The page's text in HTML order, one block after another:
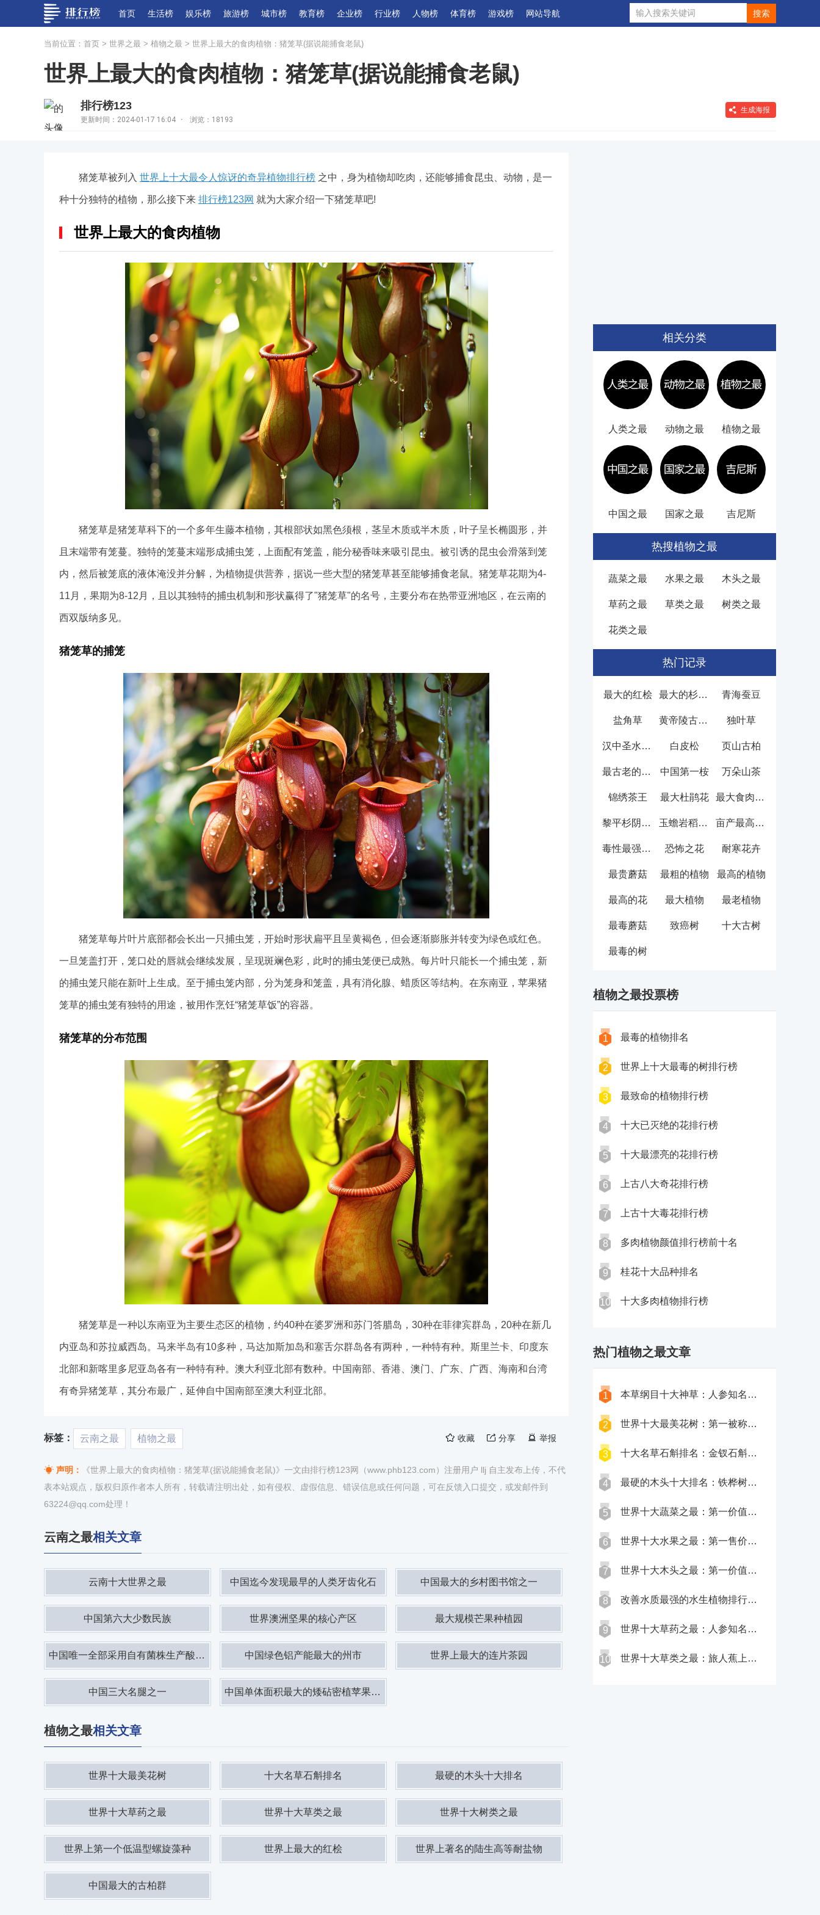
首页 生活榜 娱乐榜 旅游榜 城市榜 教育榜 企业榜 行业榜 人物榜 体育榜 游戏榜 网站导航
当前位置： 首页 > 世界之最 > 植物之最 > 世界上最大的食肉植物：猪笼草(据说能捕食老鼠)
世界上最大的食肉植物：猪笼草(据说能捕食老鼠)
排行榜123
更新时间：2024-01-17 16:04 · 浏览：18193
生成海报
猪笼草被列入 世界上十大最令人惊讶的奇异植物排行榜 之中，身为植物却吃肉，还能够捕食昆虫、动物，是一
种十分独特的植物，那么接下来 排行榜123网 就为大家介绍一下猪笼草吧!
世界上最大的食肉植物
猪笼草是猪笼草科下的一个多年生藤本植物，其根部状如黑色须根，茎呈木质或半木质，叶子呈长椭圆形，并
且末端带有笼蔓。独特的笼蔓末端形成捕虫笼，上面配有笼盖，能分秘香味来吸引昆虫。被引诱的昆虫会滑落到笼
内，然后被笼底的液体淹没并分解，为植物提供营养，据说一些大型的猪笼草甚至能够捕食老鼠。猪笼草花期为4-
11月，果期为8-12月，且以其独特的捕虫机制和形状赢得了"猪笼草"的名号，主要分布在热带亚洲地区，在云南的
西双版纳多见。
猪笼草的捕笼
猪笼草每片叶片底部都会长出一只捕虫笼，开始时形状扁平且呈黄褐色，但会逐渐膨胀并转变为绿色或红色。
一旦笼盖打开，笼口处的唇就会继续发展，呈现斑斓色彩，此时的捕虫笼便已成熟。每片叶只能长一个捕虫笼，新
的捕虫笼只能在新叶上生成。至于捕虫笼内部，分为笼身和笼盖，具有消化腺、蜡质区等结构。在东南亚，苹果猪
笼草的捕虫笼有独特的用途，被用作烹饪“猪笼草饭”的容器。
猪笼草的分布范围
猪笼草是一种以东南亚为主要生态区的植物，约40种在婆罗洲和苏门答腊岛，30种在菲律宾群岛，20种在新几
内亚岛和苏拉威西岛。马来半岛有10多种，马达加斯加岛和塞舌尔群岛各有两种，一种特有种。斯里兰卡、印度东
北部和新喀里多尼亚岛各有一种特有种。澳大利亚北部有数种。中国南部、香港、澳门、广东、广西、海南和台湾
有奇异猪笼草，其分布最广，延伸自中国南部至澳大利亚北部。
标签： 云南之最 植物之最 收藏 分享 举报
声明：
《世界上最大的食肉植物：猪笼草(据说能捕食老鼠)》一文由排行榜123网（www.phb123.com）注册用户 llj 自主发布上传，不代
表本站观点，版权归原作者本人所有，转载请注明出处，如有侵权、虚假信息、错误信息或任何问题，可在反馈入口提交，或发邮件到
63224@qq.com处理！
云南之最相关文章
云南十大世界之最 中国迄今发现最早的人类牙齿化石 中国最大的乡村图书馆之一
中国第六大少数民族 世界澳洲坚果的核心产区 最大规模芒果种植园
中国唯一全部采用自有菌株生产酸奶的公司 中国绿色铝产能最大的州市 世界上最大的连片茶园
中国三大名腿之一 中国单体面积最大的矮砧密植苹果种植示范园
植物之最相关文章
世界十大最美花树 十大名草石斛排名 最硬的木头十大排名
世界十大草药之最 世界十大草类之最 世界十大树类之最
世界上第一个低温型螺旋藻种 世界上最大的红桧 世界上著名的陆生高等耐盐物
中国最大的古柏群
相关分类
人类之最 动物之最 植物之最
中国之最 国家之最 吉尼斯
热搜植物之最
蔬菜之最 水果之最 木头之最
草药之最 草类之最 树类之最
花类之最
热门记录
最大的红桧 最大的杉木树 青海蚕豆
盐角草 黄帝陵古柏林 独叶草
汉中圣水寺汉桂 白皮松 页山古柏
最古老的柏树 中国第一桉 万朵山茶
锦绣茶王 最大杜鹃花 最大食肉植物
黎平杉阴沉木 玉蟾岩稻谷壳 亩产最高水稻
毒性最强植物 恐怖之花 耐寒花卉
最贵蘑菇 最粗的植物 最高的植物
最高的花 最大植物 最老植物
最毒蘑菇 致癌树 十大古树
最毒的树
植物之最投票榜
1 最毒的植物排名
2 世界上十大最毒的树排行榜
3 最致命的植物排行榜
4 十大已灭绝的花排行榜
5 十大最漂亮的花排行榜
6 上古八大奇花排行榜
7 上古十大毒花排行榜
8 多肉植物颜值排行榜前十名
9 桂花十大品种排名
10 十大多肉植物排行榜
热门植物之最文章
1 本草纲目十大神草：人参知名度最高(灵芝价格昂贵)
2 世界十大最美花树：第一被称为月之女神(也门的龙血树上榜)
3 十大名草石斛排名：金钗石斛上榜(晶帽石斛为濒危物种)
4 最硬的木头十大排名：铁桦树最硬(紫光檀上榜)
5 世界十大蔬菜之最：第一价值66.66万，第七重达上百斤
6 世界十大水果之最：第一售价876万，第六比榴莲还臭
7 世界十大木头之最：第一价值上亿，第三活了9500年
8 改善水质最强的水生植物排行榜：第九为净化污染物能手，浮萍上榜
9 世界十大草药之最：人参知名度最高(山药最常见)
10 世界十大草类之最：旅人蕉上榜(第四感觉最灵敏)